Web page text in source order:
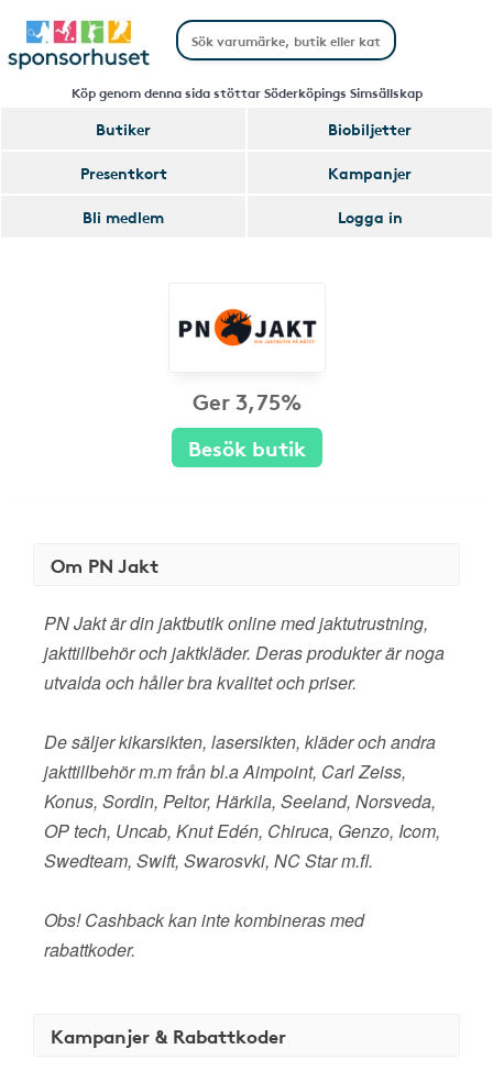
Köp genom denna sida stöttar Söderköpings Simsällskap
Butiker
Biobiljetter
Presentkort
Kampanjer
Bli medlem
Logga in
Ger 3,75%
Besök butik
Om PN Jakt
PN Jakt är din jaktbutik online med jaktutrustning,
jakttillbehör och jaktkläder. Deras produkter är noga
utvalda och håller bra kvalitet och priser.
De säljer kikarsikten, lasersikten, kläder och andra
jakttillbehör m.m från bl.a Aimpoint, Carl Zeiss,
Konus, Sordin, Peltor, Härkila, Seeland, Norsveda,
OP tech, Uncab, Knut Edén, Chiruca, Genzo, Icom,
Swedteam, Swift, Swarosvki, NC Star m.fl.
Obs! Cashback kan inte kombineras med
rabattkoder.
Kampanjer & Rabattkoder